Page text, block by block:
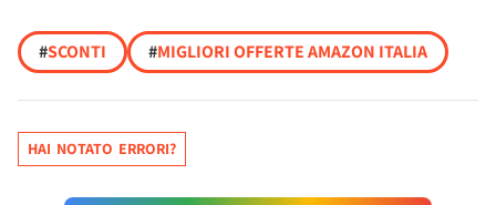
#SCONTI #MIGLIORI OFFERTE AMAZON ITALIA
HAI NOTATO ERRORI?